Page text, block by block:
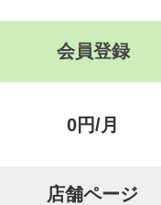
会員登録
0円/月
店舗ページ